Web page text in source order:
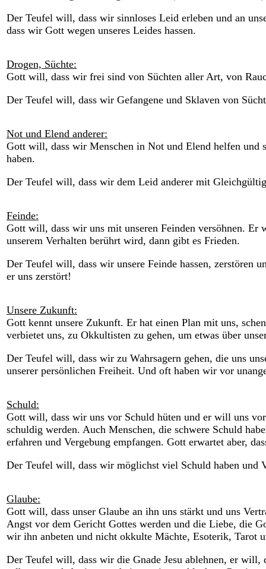
Der Teufel will, dass wir sinnloses Leid erleben und an
dass wir Gott wegen unseres Leides hassen.
Drogen, Süchte:
Gott will, dass wir frei sind von Süchten aller Art, von
Der Teufel will, dass wir Gefangene und Sklaven von
Not und Elend anderer:
Gott will, dass wir Menschen in Not und Elend helfen und
haben.
Der Teufel will, dass wir dem Leid anderer mit
Feinde:
Gott will, dass wir uns mit unseren Feinden versöhnen.
unserem Verhalten berührt wird, dann gibt es Frieden.
Der Teufel will, dass wir unsere Feinde hassen, zerstören
er uns zerstört!
Unsere Zukunft:
Gott kennt unsere Zukunft. Er hat einen Plan mit uns,
verbietet uns, zu Okkultisten zu gehen, um etwas über
Der Teufel will, dass wir zu Wahrsagern gehen, die uns
unserer persönlichen Freiheit. Und oft haben wir vor
Schuld:
Gott will, dass wir uns vor Schuld hüten und er will uns
schuldig werden. Auch Menschen, die schwere Schuld
erfahren und Vergebung empfangen. Gott erwartet aber,
Der Teufel will, dass wir möglichst viel Schuld haben und
Glaube:
Gott will, dass unser Glaube an ihn uns stärkt und uns
Angst vor dem Gericht Gottes werden und die Liebe, die
wir ihn anbeten und nicht okkulte Mächte, Esoterik, Tarot
Der Teufel will, dass wir die Gnade Jesu ablehnen, er will,